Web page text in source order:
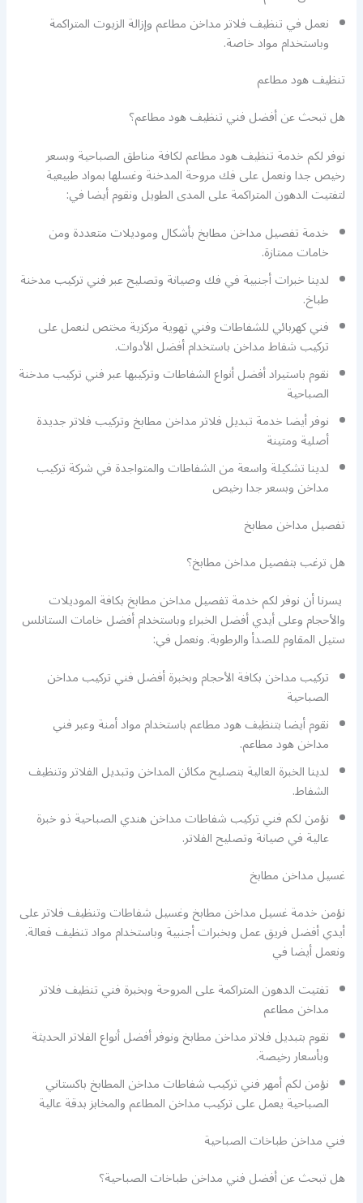
نعمل في تنظيف فلاتر مداخن مطاعم وإزالة الزيوت المتراكمة
وباستخدام مواد خاصة.
تنظيف هود مطاعم
هل تبحث عن أفضل فني تنظيف هود مطاعم؟
نوفر لكم خدمة تنظيف هود مطاعم لكافة مناطق الصباحية وبسعر
رخيص جدا ونعمل على فك مروحة المدخنة وغسلها بمواد طبيعية
لتفتيت الدهون المتراكمة على المدى الطويل ونقوم أيضا في:
خدمة تفصيل مداخن مطابخ بأشكال وموديلات متعددة ومن
خامات ممتازة.
لدينا خبرات أجنبية في فك وصيانة وتصليح عبر فني تركيب مدخنة
طباخ.
فني كهربائي للشفاطات وفني تهوية مركزية مختص لنعمل على
تركيب شفاط مداخن باستخدام أفضل الأدوات.
نقوم باستيراد أفضل أنواع الشفاطات وتركيبها عبر فني تركيب مدخنة
الصباحية
نوفر أيضا خدمة تبديل فلاتر مداخن مطابخ وتركيب فلاتر جديدة
أصلية ومتينة
لدينا تشكيلة واسعة من الشفاطات والمتواجدة في شركة تركيب
مداخن وبسعر جدا رخيص
تفصيل مداخن مطابخ
هل ترغب بتفصيل مداخن مطابخ؟
يسرنا أن نوفر لكم خدمة تفصيل مداخن مطابخ بكافة الموديلات
والأحجام وعلى أيدي أفضل الخبراء وباستخدام أفضل خامات الستانلس
ستيل المقاوم للصدأ والرطوبة. ونعمل في:
تركيب مداخن بكافة الأحجام وبخبرة أفضل فني تركيب مداخن
الصباحية
نقوم أيضا بتنظيف هود مطاعم باستخدام مواد أمنة وعبر فني
مداخن هود مطاعم.
لدينا الخبرة العالية بتصليح مكائن المداخن وتبديل الفلاتر وتنظيف
الشفاط.
نؤمن لكم فني تركيب شفاطات مداخن هندي الصباحية ذو خبرة
عالية في صيانة وتصليح الفلاتر.
غسيل مداخن مطابخ
نؤمن خدمة غسيل مداخن مطابخ وغسيل شفاطات وتنظيف فلاتر على
أيدي أفضل فريق عمل وبخبرات أجنبية وباستخدام مواد تنظيف فعالة.
ونعمل أيضا في
تفتيت الدهون المتراكمة على المروحة وبخبرة فني تنظيف فلاتر
مداخن مطاعم
نقوم بتبديل فلاتر مداخن مطابخ ونوفر أفضل أنواع الفلاتر الحديثة
وبأسعار رخيصة.
نؤمن لكم أمهر فني تركيب شفاطات مداخن المطابخ باكستاني
الصباحية يعمل على تركيب مداخن المطاعم والمخابز بدقة عالية
فني مداخن طباخات الصباحية
هل تبحث عن أفضل فني مداخن طباخات الصباحية؟